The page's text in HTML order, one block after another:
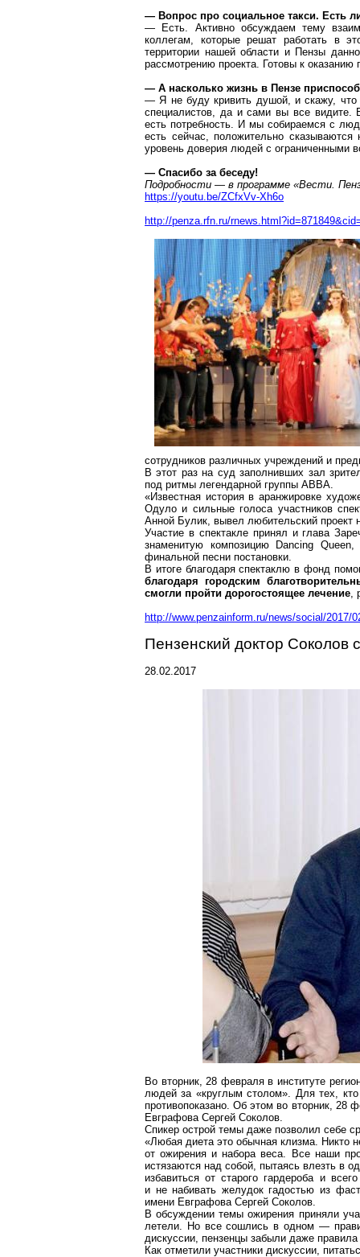
— Вопрос про социальное такси. Есть
— Есть. Активно обсуждаем тему
коллегам, которые решат работать в
территории нашей области и Пензы
рассмотрению проекта. Готовы к
— А насколько жизнь в Пензе
— Я не буду кривить душой, и скажу, что
специалистов, да и сами вы все видите.
есть потребность. И мы собираемся с
есть сейчас, положительно
уровень доверия людей с ограниченными
— Спасибо за беседу!
Подробности — в программе «Вести.
https://youtu.be/ZCfxVv-Xh6o
http://penza.rfn.ru/
сотрудников различных учреждений и
В этот раз на суд заполнивших зал
под ритмы легендарной группы ABBA.
«Известная история в аранжировке
Одуло и сильные голоса участников
Анной Булик, вывел любительский проект
Участие в спектакле принял и глава
знаменитую композицию
Dancing Queen,
финальной песни постановки.
В итоге благодаря спектаклю в фонд
благодаря городским
смогли пройти дорогостоящее лечение,
http://www.penzainform.ru/news/social/2017/
Пензенский доктор Соколов
28.02.2017
Во вторник, 28 февраля в институте
людей за «круглым столом». Для тех,
противопоказано. Об этом во вторник, 28
Евграфова Сергей Соколов.
Спикер острой темы даже позволил себе
«Любая диета это обычная клизма. Никто
от ожирения и набора веса. Все наши
истязаются над собой, пытаясь влезть в
избавиться от старого гардероба и
и не набивать желудок гадостью из
имени Евграфова Сергей Соколов.
В обсуждении темы ожирения приняли
летели. Но все сошлись в одном —
дискуссии, пензенцы забыли даже
Как отметили участники дискуссии,